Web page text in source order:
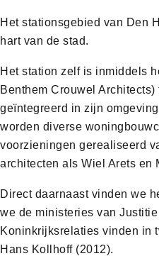
Het stationsgebied van Den
hart van de stad.
Het station zelf is inmiddels
Benthem Crouwel
geïntegreerd in zijn
worden diverse
voorzieningen gerealiseerd
architecten als Wiel Arets en
Direct daarnaast vinden we
we de ministeries van
Koninkrijksrelaties vinden in
Hans Kollhoff (2012).